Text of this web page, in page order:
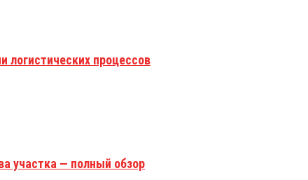
логистических процессов
участка — полный обзор